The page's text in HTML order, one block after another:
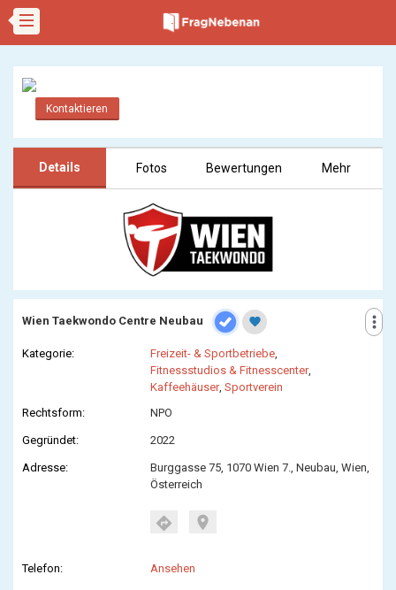
Kontaktieren
Details Fotos Bewertungen Mehr
more_vert
Wien Taekwondo Centre Neubau favorite
Kategorie: Freizeit- & Sportbetriebe,
Fitnessstudios & Fitnesscenter,
Kaffeehäuser, Sportverein
Rechtsform:
NPO
Gegründet: 2022
Adresse:
Burggasse 75, 1070 Wien 7., Neubau, Wien,
Österreich
directions location_on
Telefon: Ansehen